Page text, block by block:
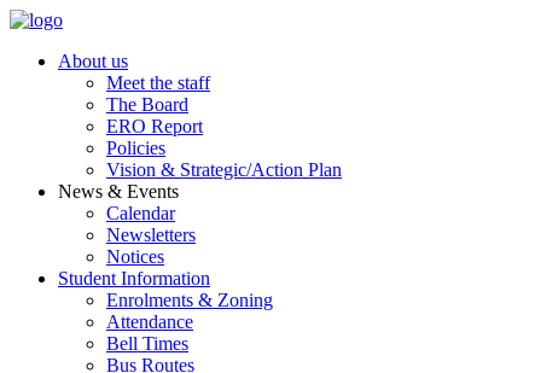
Skip
contentAbout us
Meet the staff
The Board
ERO Report
Policies
Vision & Strategic/Action Plan
News & Events
Calendar
Newsletters
Notices
Student Information
Enrolments & Zoning
Attendance
Bell Times
Bus Routes